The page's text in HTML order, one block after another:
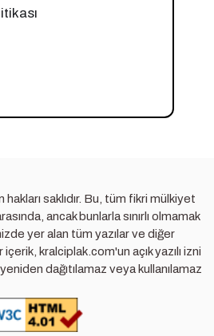
saklıdır. Bu, tüm fikri mülkiyet
ancak bunlarla sınırlı olmamak
yer alan tüm yazılar ve diğer
kralciplak.com'un açık yazılı izni
dağıtılamaz veya kullanılamaz